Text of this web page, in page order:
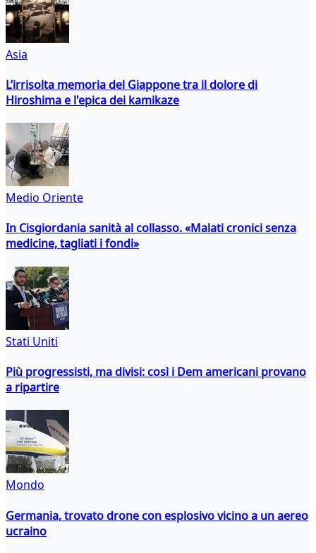
Asia
L’irrisolta memoria del Giappone tra il dolore di
Hiroshima e l'epica dei kamikaze
Medio Oriente
In Cisgiordania sanità al collasso. «Malati cronici senza
medicine, tagliati i fondi»
Stati Uniti
Più progressisti, ma divisi: così i Dem americani provano
a ripartire
Mondo
Germania, trovato drone con esplosivo vicino a un aereo
ucraino